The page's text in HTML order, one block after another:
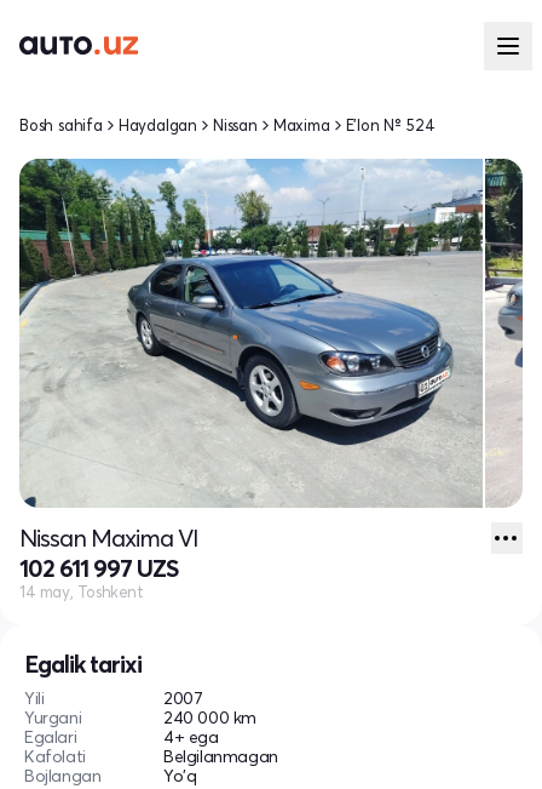
Egalik tarixi
Yili
2007
Yurgani
240 000 km
Egalari
4+ ega
Kafolati
Belgilanmagan
Bojlangan
Yo'q
Bosh sahifa Haydalgan Nissan Maxima E'lon № 524
Nissan Maxima VI
102 611 997 UZS
14 may, Toshkent